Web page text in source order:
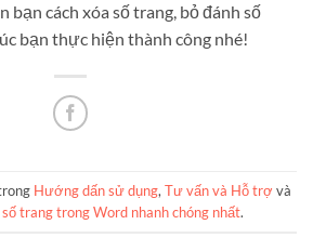
bạn cách xóa số trang, bỏ đánh số
bạn thực hiện thành công nhé!
Hướng dấn sử dụng, Tư vấn và Hỗ trợvà
số trang trong Word nhanh chóng nhất.